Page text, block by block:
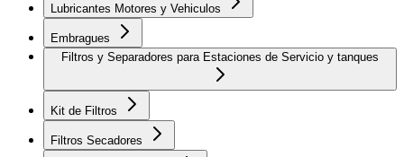
Lubricantes Motores y Vehiculos
Embragues
Kit de Filtros
Filtros Secadores